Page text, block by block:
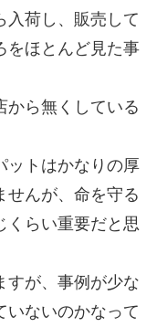
入荷し、販売して
をほとんど見た事
から無くしている
ットはかなりの厚
せんが、命を守る
くらい重要だと思
すが、事例が少な
いないのかなって